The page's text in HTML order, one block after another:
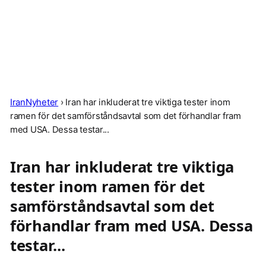
IranNyheter › Iran har inkluderat tre viktiga tester inom
ramen för det samförståndsavtal som det förhandlar fram
med USA. Dessa testar...
Iran har inkluderat tre viktiga
tester inom ramen för det
samförståndsavtal som det
förhandlar fram med USA. Dessa
testar...